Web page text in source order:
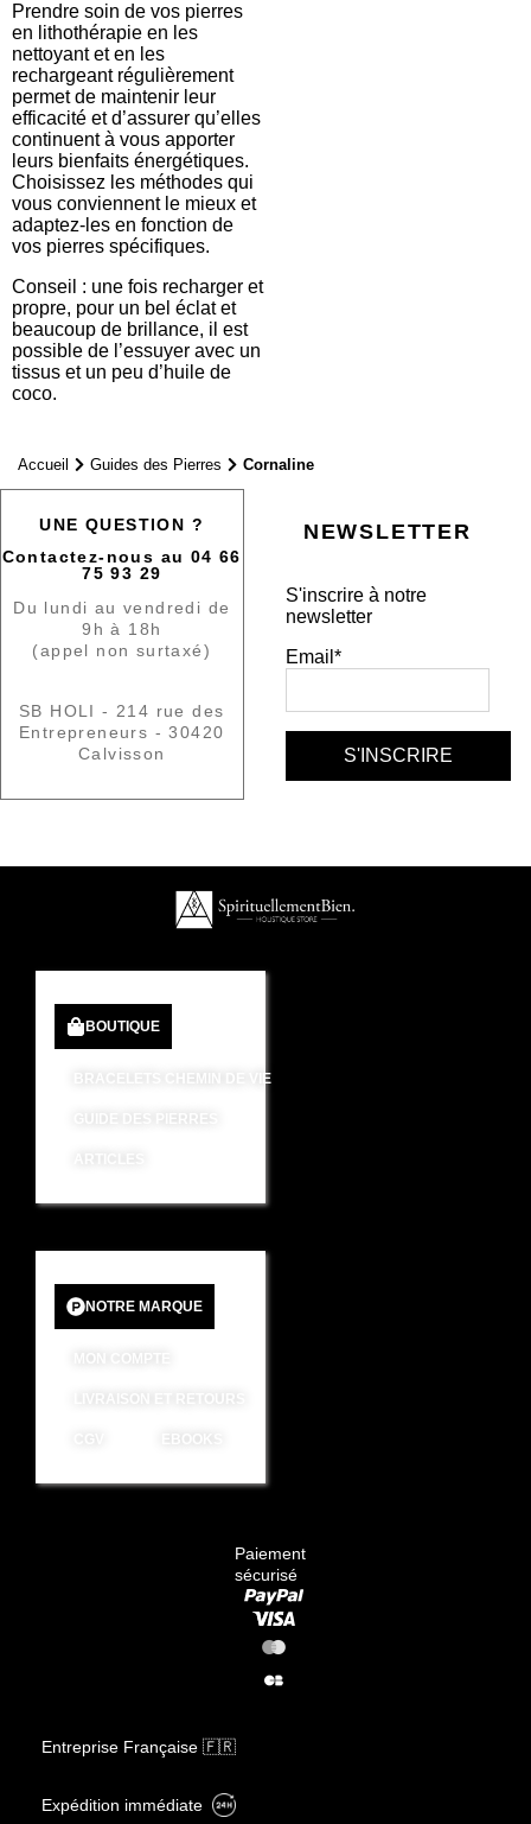
Prendre soin de vos pierres
en lithothérapie en les
nettoyant et en les
rechargeant régulièrement
permet de maintenir leur
efficacité et d’assurer qu’elles
continuent à vous apporter
leurs bienfaits énergétiques.
Choisissez les méthodes qui
vous conviennent le mieux et
adaptez-les en fonction de
vos pierres spécifiques.
Conseil : une fois recharger et
propre, pour un bel éclat et
beaucoup de brillance, il est
possible de l’essuyer avec un
tissus et un peu d’huile de
coco.
Accueil Guides des Pierres Cornaline
UNE QUESTION ?
Contactez-nous au 04 66
75 93 29
Du lundi au vendredi de
9h à 18h
(appel non surtaxé)
SB HOLI - 214 rue des
Entrepreneurs - 30420
Calvisson
NEWSLETTER
S'inscrire à notre
newsletter
Email*
BOUTIQUE
BRACELETS CHEMIN DE VIE
GUIDE DES PIERRES
NOTRE MARQUE
MON COMPTE
EBOOKS
Paiement
sécurisé
Expédition immédiate
Entreprise Française 🇫🇷